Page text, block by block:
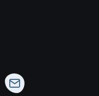
Newsletter